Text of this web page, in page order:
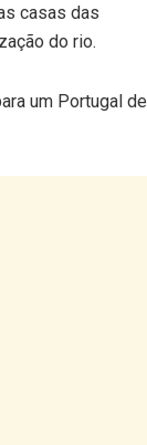
casas das
do rio.
um Portugal de